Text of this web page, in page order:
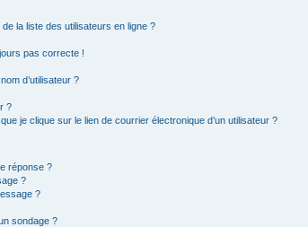
la liste des utilisateurs en ligne ?
pas correcte !
d’utilisateur ?
?
je clique sur le lien de courrier électronique d’un utilisateur ?
réponse ?
?
?
sondage ?